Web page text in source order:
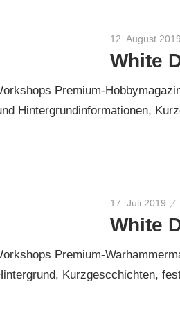
12. August 2019
White
Premium-
Hintergrundinformationen,
17. Juli 2019
White
Premium-
Kurzgescchichten,